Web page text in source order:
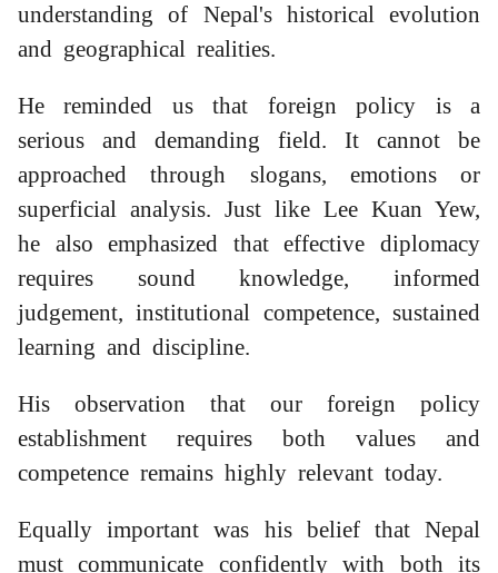
understanding of Nepal's historical evolution
and geographical realities.
He reminded us that foreign policy is a
serious and demanding field. It cannot be
approached through slogans, emotions or
superficial analysis. Just like Lee Kuan Yew,
he also emphasized that effective diplomacy
requires sound knowledge, informed
judgement, institutional competence, sustained
learning and discipline.
His observation that our foreign policy
establishment requires both values and
competence remains highly relevant today.
Equally important was his belief that Nepal
must communicate confidently with both its